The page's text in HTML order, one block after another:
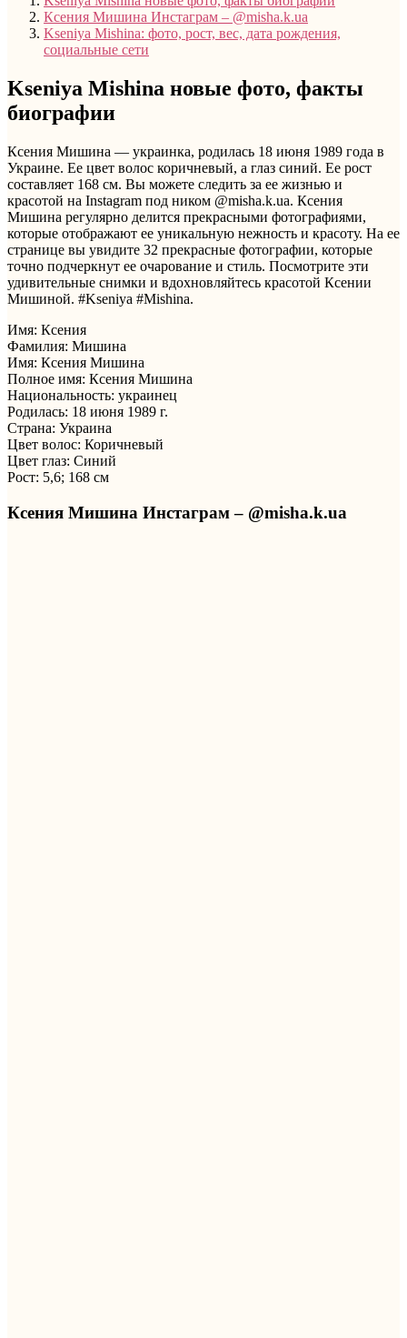
Ксения Мишина Инстаграм – @misha.k.ua
Kseniya Mishina: фото, рост, вес, дата рождения,
социальные сети
Kseniya Mishina новые фото, факты
биографии
Ксения Мишина — украинка, родилась 18 июня 1989 года в
Украине. Ее цвет волос коричневый, а глаз синий. Ее рост
составляет 168 см. Вы можете следить за ее жизнью и
красотой на Instagram под ником @misha.k.ua. Ксения
Мишина регулярно делится прекрасными фотографиями,
которые отображают ее уникальную нежность и красоту. На ее
странице вы увидите 32 прекрасные фотографии, которые
точно подчеркнут ее очарование и стиль. Посмотрите эти
удивительные снимки и вдохновляйтесь красотой Ксении
Мишиной. #Kseniya #Mishina.
Имя: Ксения
Фамилия: Мишина
Имя: Ксения Мишина
Полное имя: Ксения Мишина
Национальность: украинец
Родилась: 18 июня 1989 г.
Страна: Украина
Цвет волос: Коричневый
Цвет глаз: Синий
Рост: 5,6; 168 см
Ксения Мишина Инстаграм – @misha.k.ua